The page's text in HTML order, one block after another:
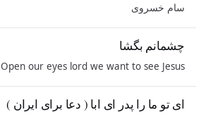
سام خسروی
چشمانم بگشا
Open our eyes lord we want to see Jesus
ای تو ما را پدر ای ابا ( دعا برای ایران )